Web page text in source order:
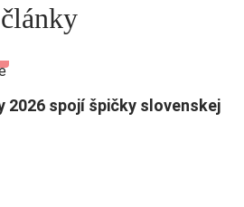
2026 spojí špičky slovenskej